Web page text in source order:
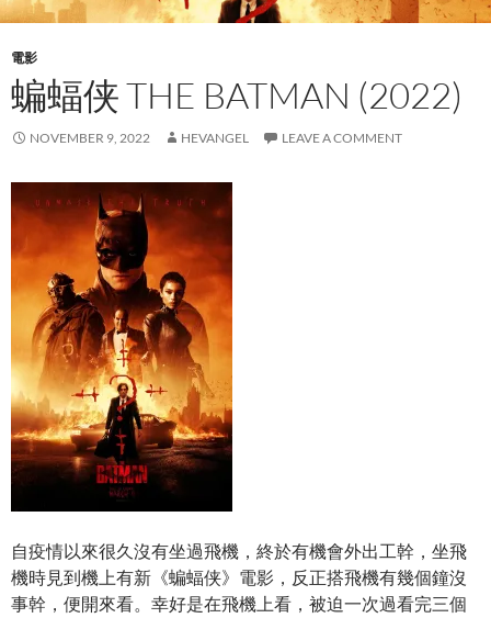
電影
蝙蝠侠 THE BATMAN (2022)
NOVEMBER 9, 2022 HEVANGEL LEAVE A COMMENT
自疫情以來很久沒有坐過飛機，終於有機會外出工幹，坐飛
機時見到機上有新《蝙蝠侠》電影，反正搭飛機有幾個鐘沒
事幹，便開來看。幸好是在飛機上看，被迫一次過看完三個